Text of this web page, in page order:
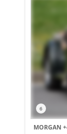
6
MORGAN